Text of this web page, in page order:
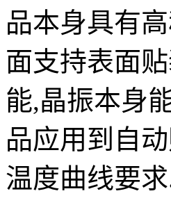
品本身具有
面支持表面
能,晶振本身
品应用到自
温度曲线要